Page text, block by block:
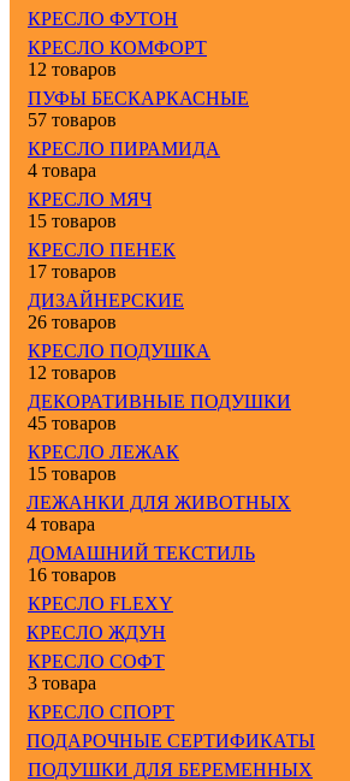
КРЕСЛО ФУТОН
КРЕСЛО КОМФОРТ
12 товаров
ПУФЫ БЕСКАРКАСНЫЕ
57 товаров
КРЕСЛО ПИРАМИДА
4 товара
КРЕСЛО МЯЧ
15 товаров
КРЕСЛО ПЕНЕК
17 товаров
ДИЗАЙНЕРСКИЕ
26 товаров
КРЕСЛО ПОДУШКА
12 товаров
ДЕКОРАТИВНЫЕ ПОДУШКИ
45 товаров
КРЕСЛО ЛЕЖАК
15 товаров
ЛЕЖАНКИ ДЛЯ ЖИВОТНЫХ
4 товара
ДОМАШНИЙ ТЕКСТИЛЬ
16 товаров
КРЕСЛО FLEXY
КРЕСЛО ЖДУН
КРЕСЛО СОФТ
3 товара
КРЕСЛО СПОРТ
ПОДАРОЧНЫЕ СЕРТИФИКАТЫ
ПОДУШКИ ДЛЯ БЕРЕМЕННЫХ